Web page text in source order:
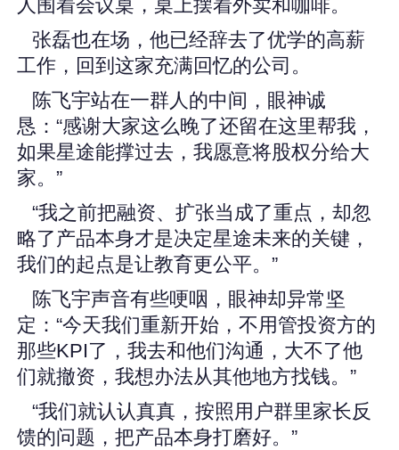
人围着会议桌，桌上摆着外卖和咖啡。
张磊也在场，他已经辞去了优学的高薪
工作，回到这家充满回忆的公司。
陈飞宇站在一群人的中间，眼神诚
恳：“感谢大家这么晚了还留在这里帮我，
如果星途能撑过去，我愿意将股权分给大
家。”
“我之前把融资、扩张当成了重点，却忽
略了产品本身才是决定星途未来的关键，
我们的起点是让教育更公平。”
陈飞宇声音有些哽咽，眼神却异常坚
定：“今天我们重新开始，不用管投资方的
那些KPI了，我去和他们沟通，大不了他
们就撤资，我想办法从其他地方找钱。”
“我们就认认真真，按照用户群里家长反
馈的问题，把产品本身打磨好。”